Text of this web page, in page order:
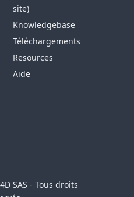
site)
Knowledgebase
Téléchargements
Resources
Aide
SAS - Tous droits